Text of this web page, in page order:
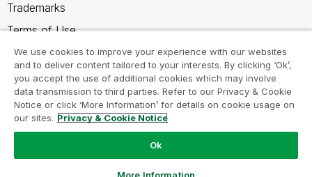
Trademarks
Terms of Use
Legal Agreements
Product Terms
Do not share my info
We use cookies to improve your experience with our websites
and to deliver content tailored to your interests. By clicking ‘Ok’,
you accept the use of additional cookies which may involve
data transmission to third parties. Refer to our Privacy & Cookie
Notice or click ‘More Information’ for details on cookie usage on
our sites. Privacy & Cookie Notice
Ok